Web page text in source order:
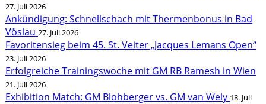
27. Juli 2026
Ankündigung: Schnellschach mit Thermenbonus in Bad
Vöslau 27. Juli 2026
Favoritensieg beim 45. St. Veiter „Jacques Lemans Open“
23. Juli 2026
Erfolgreiche Trainingswoche mit GM RB Ramesh in Wien
21. Juli 2026
Exhibition Match: GM Blohberger vs. GM van Wely 18. Juli